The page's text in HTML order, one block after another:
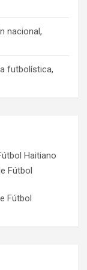
nacional,
futbolística,
Haitiano
Fútbol
Fútbol